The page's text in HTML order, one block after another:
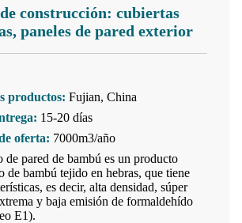
construcción: cubiertas
paneles de pared exterior
productos: Fujian, China
15-20 días
oferta: 7000m3/año
de pared de bambú es un producto
de bambú tejido en hebras, que tiene
es decir, alta densidad, súper
y baja emisión de formaldehído
E1).